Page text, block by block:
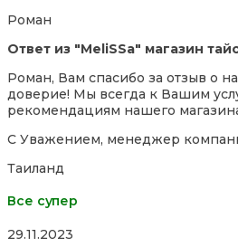
Роман
Ответ из "MeliSSa" магазин
Роман, Вам спасибо за отзыв о
доверие! Мы всегда к Вашим
рекомендациям нашего
С Уважением, менеджер
Таиланд
Все супер
Rated
29.11.2023